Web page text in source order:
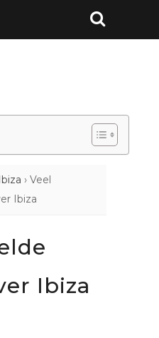
Ibiza › Veel
Ibiza
Ibiza